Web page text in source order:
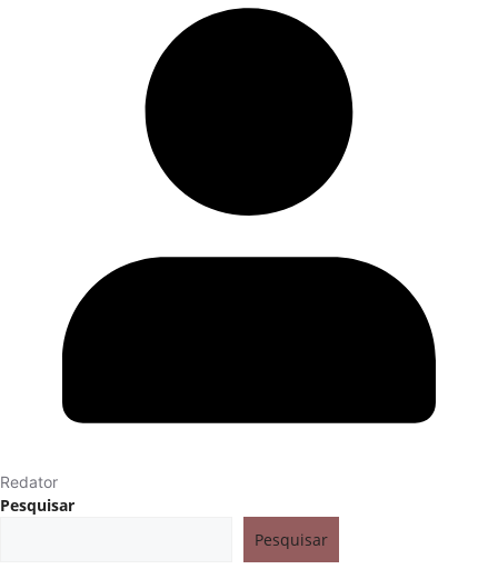
Redator
Pesquisar
Pesquisar